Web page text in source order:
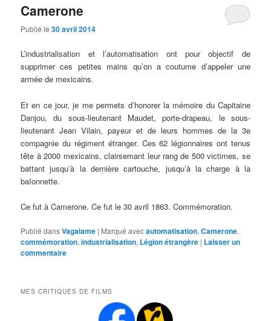
Camerone
Publié le30 avril 2014
L’industrialisation et l’automatisation ont pour objectif de
supprimer ces petites mains qu’on a coutume d’appeler une
armée de mexicains.
Et en ce jour, je me permets d’honorer la mémoire du Capitaine
Danjou, du sous-lieutenant Maudet, porte-drapeau, le sous-
lieutenant Jean Vilain, payeur et de leurs hommes de la 3e
compagnie du régiment étranger. Ces 62 légionnaires ont tenus
tête à 2000 mexicains, clairsemant leur rang de 500 victimes, se
battant jusqu’à la dernière cartouche, jusqu’à la charge à la
baïonnette.
Ce fut à Camerone. Ce fut le 30 avril 1863. Commémoration.
Publié dansVagalame | Marqué avecautomatisation,Camerone,
commémoration,industrialisation, Légion étrangère | Laisser un
commentaire
MES CRITIQUES DE FILMS